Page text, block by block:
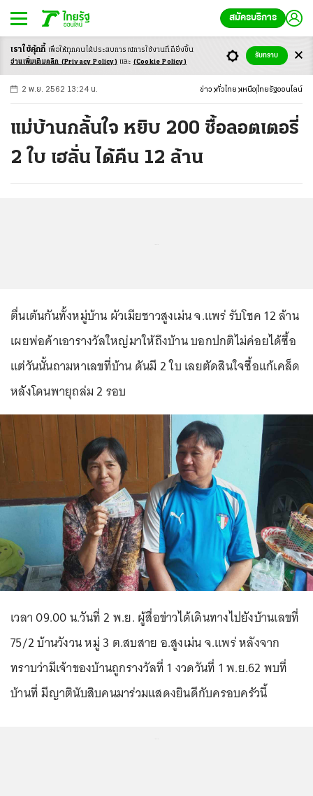
สมัครบริการ
-ก ก ก+
2 พ.ย. 2562 13:24 น. ข่าว ทั่วไทย เหนือ ไทยรัฐออนไลน์
แม่บ้านกลั้นใจ หยิบ 200 ซื้อลอตเตอรี่
2 ใบ เฮลั่น ได้คืน 12 ล้าน
ตื่นเต้นกันทั้งหมู่บ้าน ผัวเมียชาวสูงเม่น จ.แพร่ รับโชค 12 ล้าน
เผยพ่อค้าเอารางวัลใหญ่มาให้ถึงบ้าน บอกปกติไม่ค่อยได้ซื้อ
แต่วันนั้นถามหาเลขที่บ้าน ดันมี 2 ใบ เลยตัดสินใจซื้อแก้เคล็ด
หลังโดนพายุถล่ม 2 รอบ
เวลา 09.00 น.วันที่ 2 พ.ย. ผู้สื่อข่าวได้เดินทางไปยังบ้านเลขที่
75/2 บ้านวังวน หมู่ 3 ต.สบสาย อ.สูงเม่น จ.แพร่ หลังจาก
ทราบว่ามีเจ้าของบ้านถูกรางวัลที่ 1 งวดวันที่ 1 พ.ย.62 พบที่
บ้านที่ มีญาตินับสิบคนมาร่วมแสดงยินดีกับครอบครัวนี้
เราใช้คุ้กกี้ เพื่อให้ทุกคนได้ประสบการณ์การใช้งานที่ดียิ่งขึ้น
อ่านเพิ่มเติมคลิก (Privacy Policy) และ (Cookie Policy)
รับทราบ